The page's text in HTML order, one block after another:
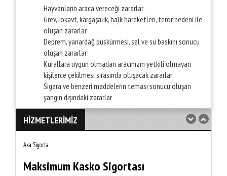
Hayvanların araca vereceği zararlar
Grev, lokavt, kargaşalık, halk hareketleri, terör nedeni ile
oluşan zararlar
Deprem, yanardağ püskürmesi, sel ve su baskını sonucu
oluşan zararlar
Kurallara uygun olmadan aracınızın yetkili olmayan
kişilerce çekilmesi sırasında oluşacak zararlar
Sigara ve benzeri maddelerin teması sonucu oluşan
yangın dışındaki zararlar
HİZMETLERİMİZ
Axa Sigorta
Maksimum Kasko Sigortası